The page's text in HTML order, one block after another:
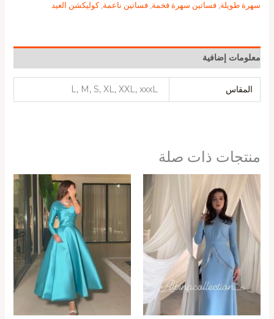
سهرة طويلة, فساتين سهرة فخمة, فساتين ناعمة,كوليكشن العيد
معلومات إضافية
المقاس L, M, S, XL, XXL, xxxL
منتجات ذات صلة